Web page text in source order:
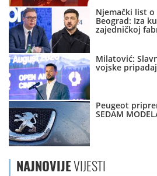
Njemački list o
Beograd: Iza
zajedničkoj
Milatović:
vojske
Peugeot
SEDAM
NAJNOVIJEVIJESTI